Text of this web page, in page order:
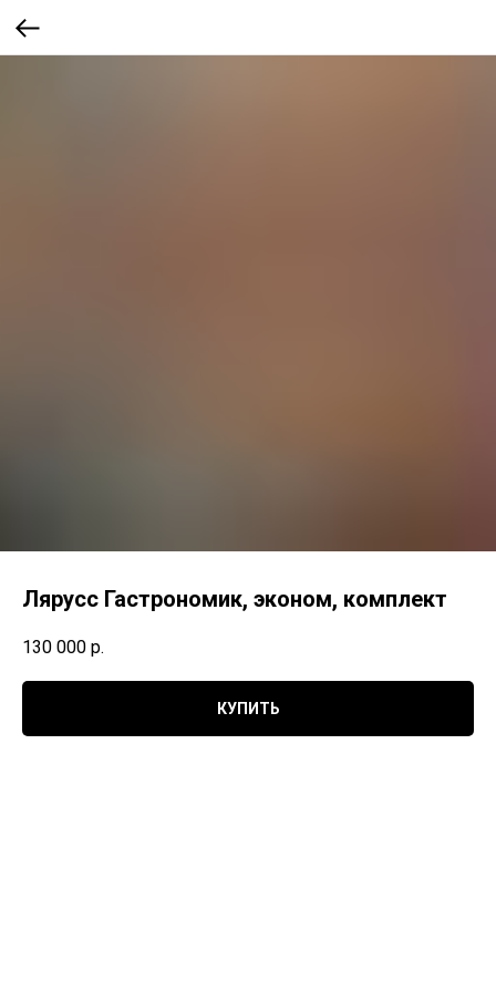
Лярусс Гастрономик, эконом, комплект
130 000 р.
КУПИТЬ